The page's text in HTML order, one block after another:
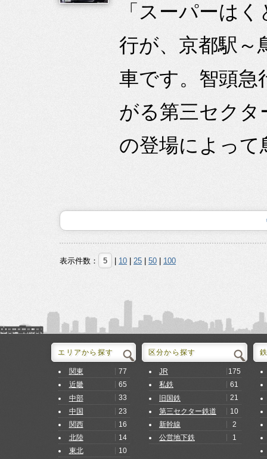
「スーパーは
行が、京都駅～
車です。智頭急
がる第三セクタ
の登場によって
表示件数： 5 10 25 50 100
エリアから探す
関東
77
近畿
65
中部
33
中国
23
関西
16
北陸
14
東北
10
区分から探す
JR
175
私鉄
61
旧国鉄
21
第三セクター鉄道
10
新幹線
2
公営地下鉄
1